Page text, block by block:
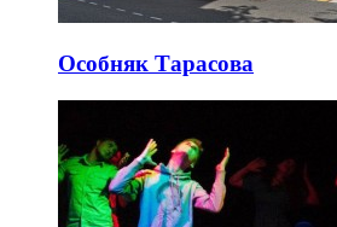
Особняк Тарасова